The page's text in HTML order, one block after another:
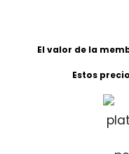
El valor de la
Estos